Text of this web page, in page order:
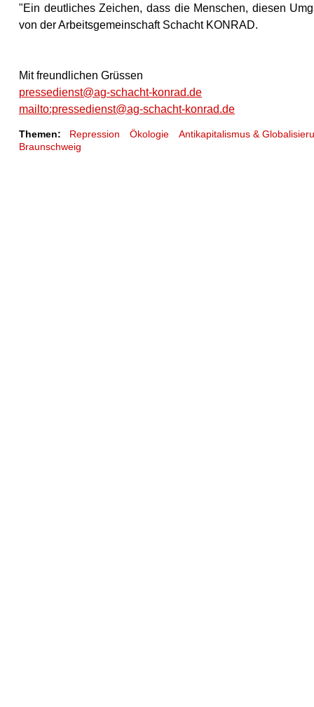
"Ein deutliches Zeichen, dass die Menschen, diesen
von der Arbeitsgemeinschaft Schacht KONRAD.
Mit freundlichen Grüssen
pressedienst@ag-schacht-konrad.de
mailto:pressedienst@ag-schacht-konrad.de
Themen: Repression Ökologie
Antikapitalismus &
Braunschweig